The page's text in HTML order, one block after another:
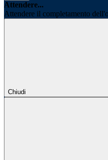
Attendere...
Attendere il completamento
Chiudi